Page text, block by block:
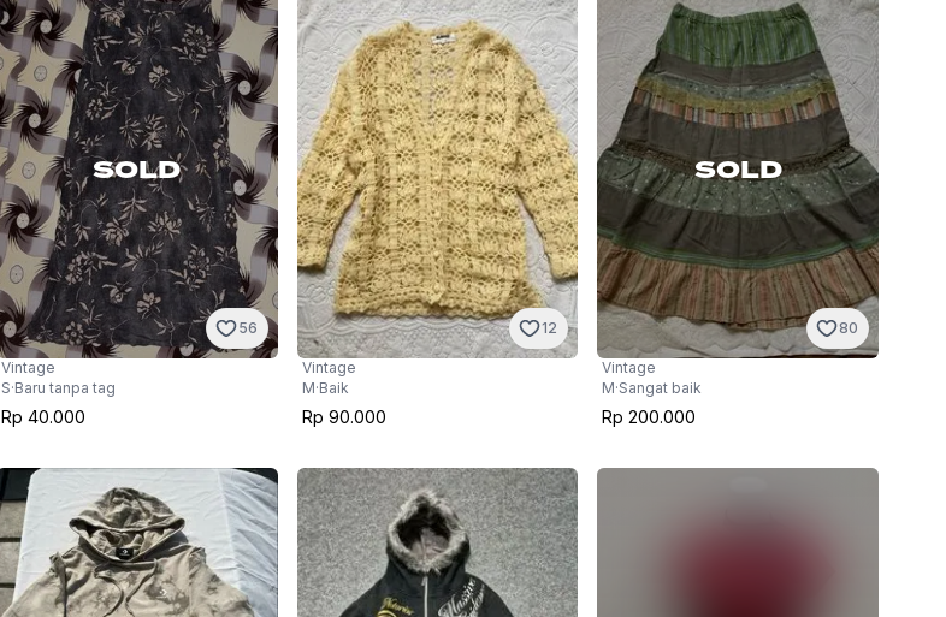
SOLD
56
Vintage
S·Baru tanpa tag
Rp 40.000
12
Vintage
M·Baik
Rp 90.000
SOLD
80
Vintage
M·Sangat baik
Rp 200.000